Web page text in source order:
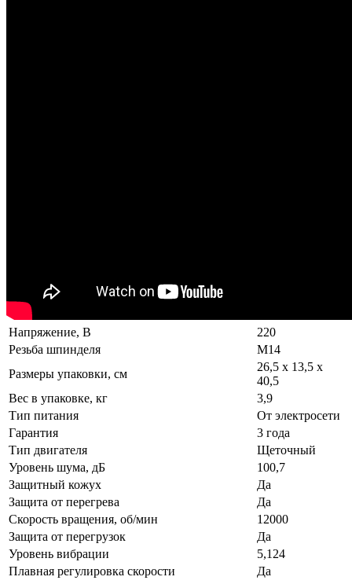
Напряжение, В
220
Резьба шпинделя
М14
Размеры упаковки, см
26,5 х 13,5 х
40,5
Вес в упаковке, кг
3,9
Тип питания
От электросети
Гарантия
3 года
Тип двигателя
Щеточный
Уровень шума, дБ
100,7
Защитный кожух
Да
Защита от перегрева
Да
Скорость вращения, об/мин
12000
Защита от перегрузок
Да
Уровень вибрации
5,124
Плавная регулировка скорости
Да